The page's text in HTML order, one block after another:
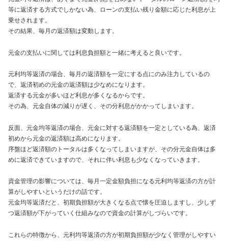
等に返済する方式でしかない為、ローンの支払い残り金額に応じた利息が上
乗せされます。
その結果、毎月の返済額は変動します。
元金の支払いに関しては利息負担額と一緒に考えると良いです。
元利均等返済の場合、毎月の返済額を一定にする点にのみ注力しているの
で、返済初めの元金の返済額は少なめになります。
返済する元金が多いほど利息が多くなるからです。
その為、元金自体の減りが遅く、その分利息がかかってしまいます。
反面、元金均等返済の場合、元金に対する返済額を一定としている為、返済
初めから元金の返済額は高めになります。
序盤ほど返済額のトータルは多くなってしまいますが、その分元金自体は多
めに返済できていますので、それに伴い利息も少なくなっていきます。
資金管理の影響については、毎月一定金額負担になる元利均等返済の方が計
算がしやすいというだけの話です。
元金均等返済だと、初期負担額が大きくなる点で懐を圧迫しますし、少しず
つ返済額が下がっていく仕組みなので資金の計算がしづらいです。
これらの特徴から、元利均等返済の方が初期負担額が少なく管理がしやすい